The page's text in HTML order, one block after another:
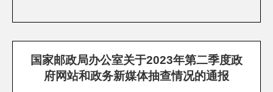
国家邮政局办公室关于2023年第二季度政
府网站和政务新媒体抽查情况的通报